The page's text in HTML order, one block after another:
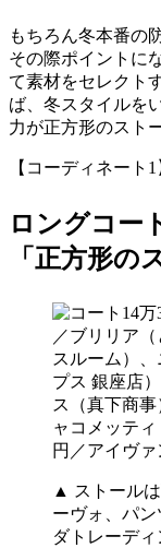
もちろん冬本番の
その際ポイントに
て素材をセレクト
ば、冬スタイルを
力が正方形のスト
【コーディネート1
ロングコー
「正方形の
▲ ストール
ーヴォ、パン
ダトレーデ